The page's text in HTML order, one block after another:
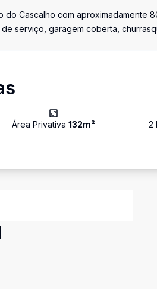
do Cascalho com aproximadamente
serviço, garagem coberta,
Área Privativa132m² 2